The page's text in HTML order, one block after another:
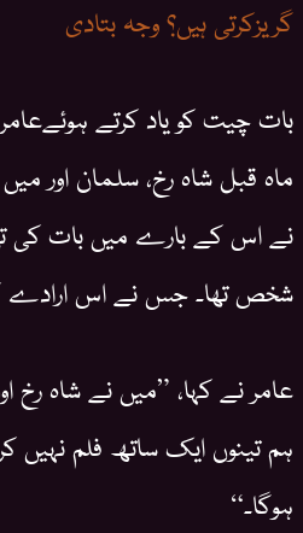
گریزکرتی ہیں؟ وجہ بتادی
بات چیت کو یاد کرتے
ماہ قبل شاہ رخ، سلمان اور
نے اس کے بارے میں بات کی
شخص تھا۔ جس نے اس ارادے کو
عامر نے کہا، ”میں نے شاہ رخ
ہم تینوں ایک ساتھ فلم نہیں
ہوگا۔“